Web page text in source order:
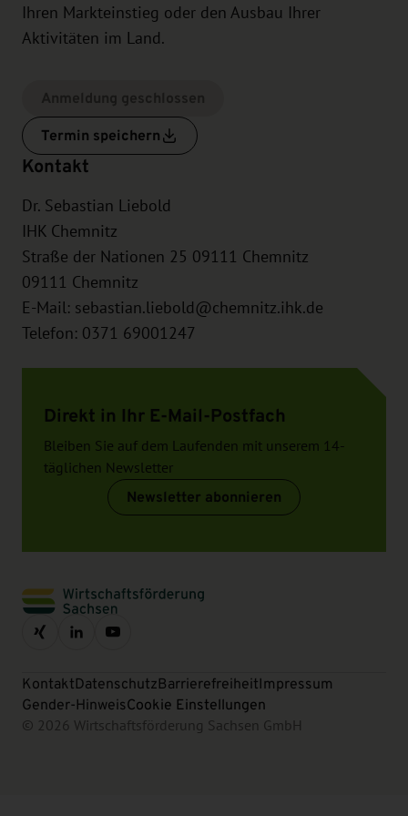
Ihren Markteinstieg oder den Ausbau Ihrer
Aktivitäten im Land.
Termin speichern
Kontakt
Dr. Sebastian Liebold
IHK Chemnitz
Straße der Nationen 25 09111 Chemnitz
09111 Chemnitz
E-Mail: sebastian.liebold@chemnitz.ihk.de
Telefon: 0371 69001247
Direkt in Ihr E-Mail-Postfach
Bleiben Sie auf dem Laufenden mit unserem 14-
täglichen Newsletter
Newsletter abonnieren
KontaktDatenschutzBarrierefreiheitImpressum
Gender-HinweisCookie Einstellungen
© 2026 Wirtschaftsförderung Sachsen GmbH